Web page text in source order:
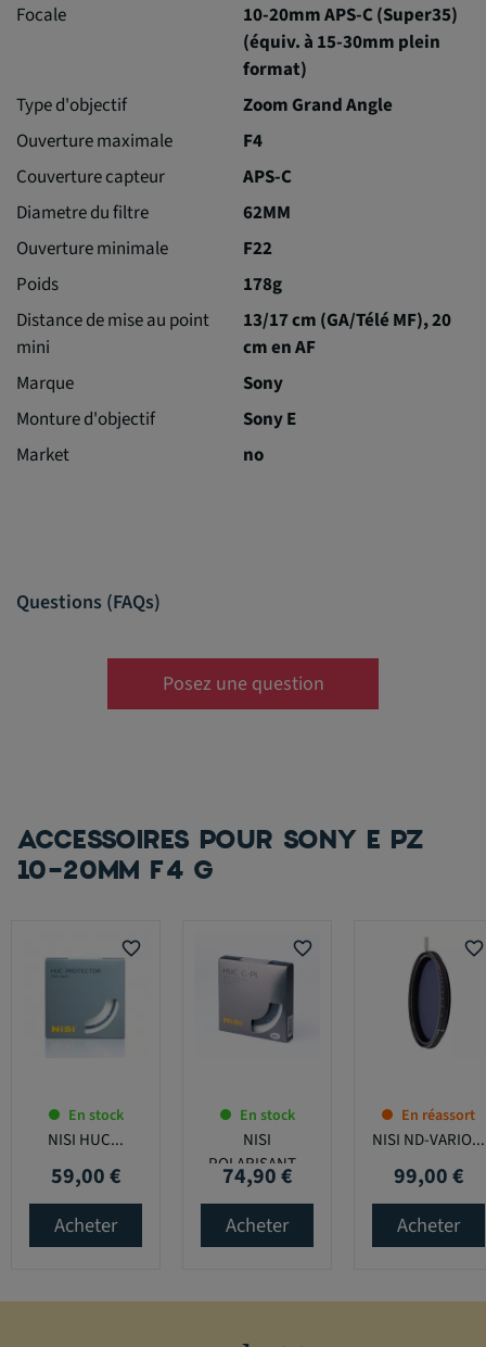
Focale
10-20mm APS-C (Super35)
(équiv. à 15-30mm plein
format)
Type d'objectif
Zoom Grand Angle
Ouverture maximale
F4
Couverture capteur
APS-C
Diametre du filtre
62MM
Ouverture minimale
F22
Poids
178g
Distance de mise au point
mini
13/17 cm (GA/Télé MF), 20
cm en AF
Marque
Sony
Monture d'objectif
Sony E
Market
no
Questions (FAQs)
Posez une question
ACCESSOIRES POUR SONY E PZ
10-20MM F4 G
favorite_border
En stock
NISI HUC...
Prix
59,00 €
Acheter
favorite_border
En stock
NISI
POLARISANT...
Prix
74,90 €
Acheter
favorite_border
En réassort
NISI ND-VARIO...
Prix
99,00 €
Acheter